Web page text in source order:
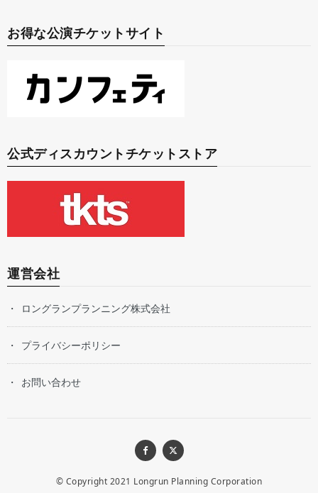
お得な公演チケットサイト
公式ディスカウントチケットストア
運営会社
ロングランプランニング株式会社
プライバシーポリシー
お問い合わせ
© Copyright 2021 Longrun Planning Corporation